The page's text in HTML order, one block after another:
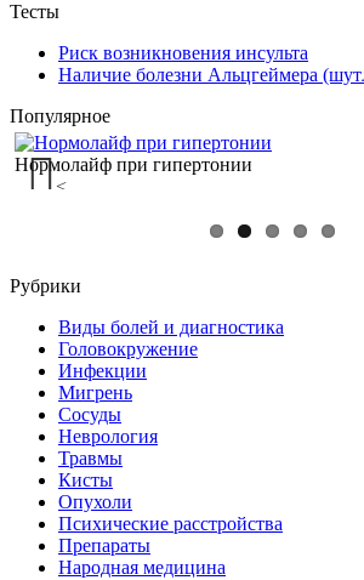
Тесты
Риск возникновения инсульта
Наличие болезни Альцгеймера
Популярное
Нормолайф при гипертонии
Почему может болеть затылок совместно с
головокружениями?
<
Рубрики
Виды болей и диагностика
Головокружение
Инфекции
Мигрень
Сосуды
Неврология
Травмы
Кисты
Опухоли
Психические расстройства
Препараты
Народная медицина